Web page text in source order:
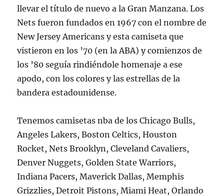
llevar el título de nuevo a la Gran Manzana. Los
Nets fueron fundados en 1967 con el nombre de
New Jersey Americans y esta camiseta que
vistieron en los ’70 (en la ABA) y comienzos de
los ’80 seguía rindiéndole homenaje a ese
apodo, con los colores y las estrellas de la
bandera estadounidense.
Tenemos camisetas nba de los Chicago Bulls,
Angeles Lakers, Boston Celtics, Houston
Rocket, Nets Brooklyn, Cleveland Cavaliers,
Denver Nuggets, Golden State Warriors,
Indiana Pacers, Maverick Dallas, Memphis
Grizzlies, Detroit Pistons, Miami Heat, Orlando